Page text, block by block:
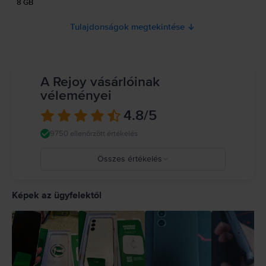
8 GB
Tulajdonságok megtekintése
A Rejoy vásárlóinak
véleményei
4.8/5
9750 ellenőrzött értékelés
Összes értékelés
1
Képek az ügyfelektől